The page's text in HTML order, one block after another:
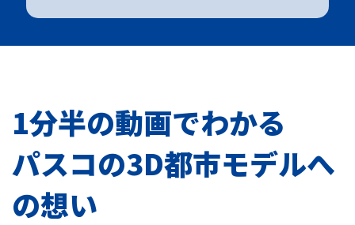
1分半の動画でわかる
パスコの3D都市モデルへ
の想い